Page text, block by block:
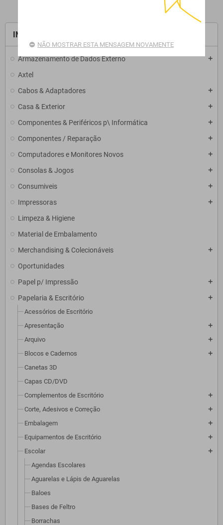
INÍCIO
Armazenamento de Dados Externo add
Axtel
Cabos & Adaptadores
add
Casa & Exterior add
Componentes & Periféricos p\ Informática add
Componentes / Reparação add
Computadores e Monitores Novos add
Consolas & Jogos add
Consumiveis add
Impressoras add
Limpeza & Higiene
Material de Embalamento
Merchandising & Colecionáveis
add
Oportunidades
Papel p/ Impressão
add
Papelaria & Escritório add
Acessórios de Escritório
Apresentação
add
Arquivo add
Blocos e Cadernos add
Canetas 3D
Capas CD/DVD
Complementos de Escritório
add
Corte, Adesivos e Correção add
Embalagem add
Equipamentos de Escritório add
Escolar add
Agendas Escolares
Aguarelas e Lápis de Aguarelas
Baloes
Bases de Feltro
Borrachas
NÃO MOSTRAR ESTA MENSAGEM NOVAMENTE